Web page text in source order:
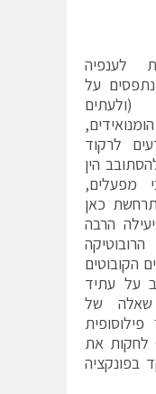
לענפיה
נתפסים על
(ולעתים
לרקוד
הין
מפעלים,
כאן
הרבה
הקובוטים
על עתיד
שאלה של
לחקות את
בפונקציה